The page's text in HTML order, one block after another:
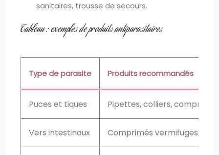
sanitaires, trousse de secours.
Tableau : exemples de produits antiparasitaires
Type de parasite Produits recommandés
Puces et tiques Pipettes, colliers, comprimés
Vers intestinaux Comprimés vermifuges,